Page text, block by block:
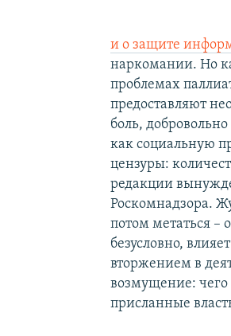
и о защите
наркомании. Но
проблемах
предоставляют
боль,
как социальную
цензуры:
редакции
Роскомнадзора.
потом метаться –
безусловно,
вторжением в
возмущение: чего
присланные